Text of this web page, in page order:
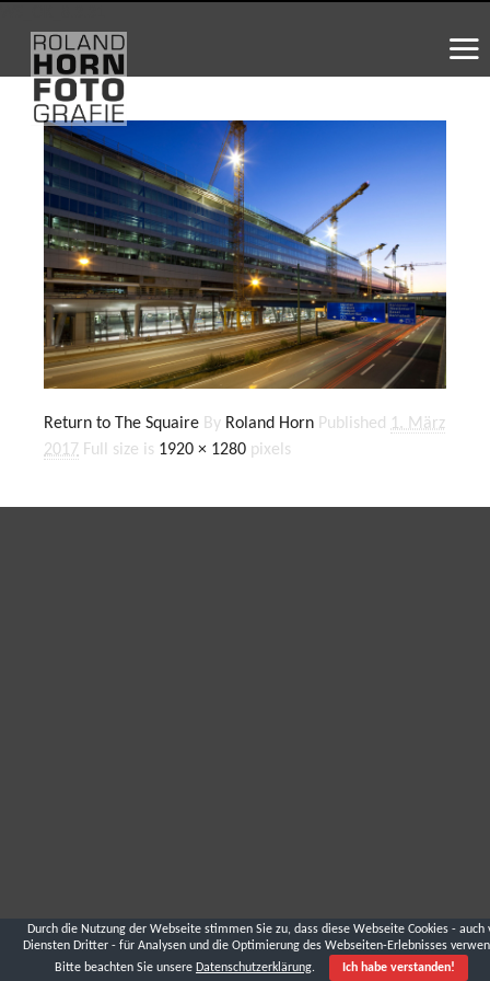
Return to The Squaire By Roland Horn Published 1. März
2017 Full size is 1920 × 1280 pixels
Durch die Nutzung der Webseite stimmen Sie zu, dass diese Webseite Cookies - auch
Diensten Dritter - für Analysen und die Optimierung des Webseiten-Erlebnisses
Bitte beachten Sie unsere Datenschutzerklärung. Ich habe verstanden!